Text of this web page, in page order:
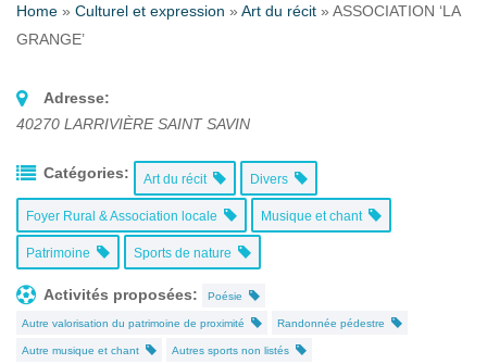
Home » Culturel et expression » Art du récit » ASSOCIATION ‘LA
GRANGE’
Adresse:
40270 LARRIVIÈRE SAINT SAVIN
Catégories: Art du récit Divers
Foyer Rural & Association locale Musique et chant
Patrimoine Sports de nature
Activités proposées: Poésie
Autre valorisation du patrimoine de proximité Randonnée pédestre
Autre musique et chant Autres sports non listés